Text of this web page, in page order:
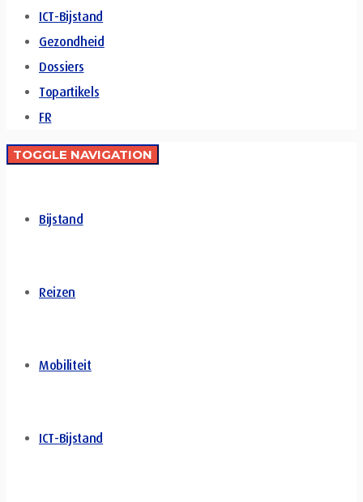
ICT-Bijstand
Gezondheid
Dossiers
Topartikels
FR
TOGGLE NAVIGATION
Bijstand
Reizen
Mobiliteit
ICT-Bijstand